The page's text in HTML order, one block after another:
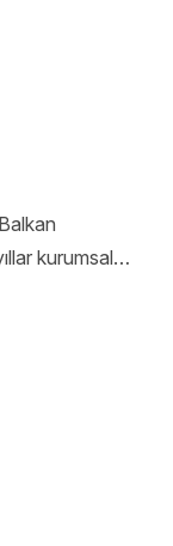
kurumsal
üniversitesi
ediyor.